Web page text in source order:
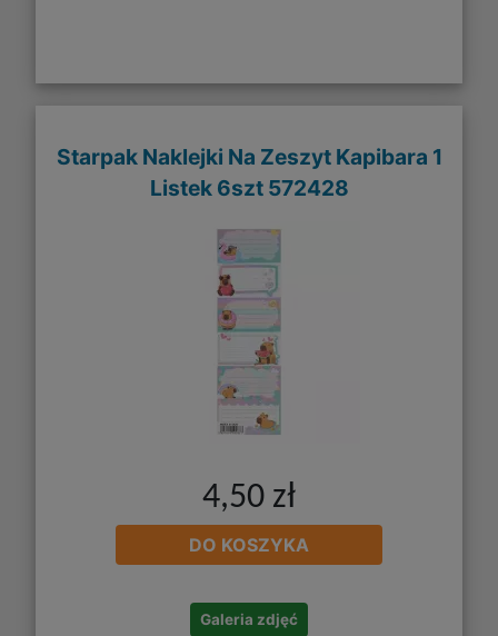
Starpak Naklejki Na Zeszyt Kapibara 1
Listek 6szt 572428
4,50 zł
DO KOSZYKA
Galeria zdjęć